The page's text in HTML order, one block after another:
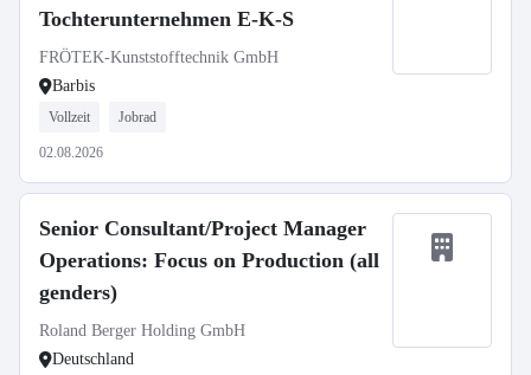
Tochterunternehmen E-K-S
FRÖTEK-Kunststofftechnik GmbH
Barbis
Vollzeit Jobrad
02.08.2026
Senior Consultant/Project Manager
Operations: Focus on Production (all
genders)
Roland Berger Holding GmbH
Deutschland